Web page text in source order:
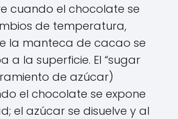
cuando el chocolate se
de temperatura,
la manteca de cacao se
a la superficie. El “sugar
de azúcar)
el chocolate se expone
el azúcar se disuelve y al